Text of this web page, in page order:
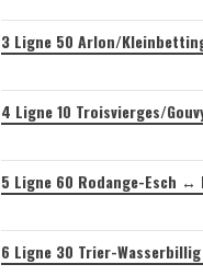
3Ligne 50 Arlon/
4 Ligne 10 Troisvierges/
5 Ligne 60 Rodange-Esch ↔
6 Ligne 30 Trier-